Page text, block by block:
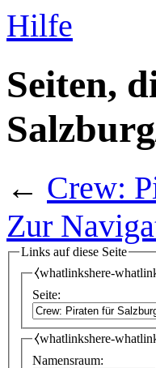
Hilfe
Seiten,
← Crew:
Zur
Links auf diese Seite
⧼whatlinkshere-
Seite:
⧼whatlinkshere-
Namensraum: